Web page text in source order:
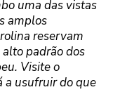
uma das vistas
amplos
reservam
padrão dos
Visite o
a usufruir do que